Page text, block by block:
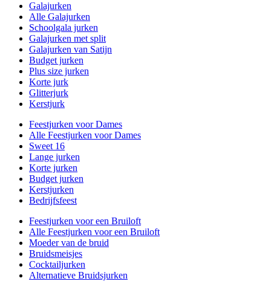
Galajurken
Alle Galajurken
Schoolgala jurken
Galajurken met split
Galajurken van Satijn
Budget jurken
Plus size jurken
Korte jurk
Glitterjurk
Kerstjurk
Feestjurken voor Dames
Alle Feestjurken voor Dames
Sweet 16
Lange jurken
Korte jurken
Budget jurken
Kerstjurken
Bedrijfsfeest
Feestjurken voor een Bruiloft
Alle Feestjurken voor een Bruiloft
Moeder van de bruid
Bruidsmeisjes
Cocktailjurken
Alternatieve Bruidsjurken